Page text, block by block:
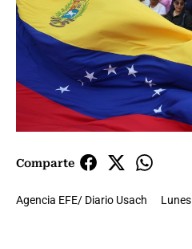
Comparte
Agencia EFE/ Diario Usach